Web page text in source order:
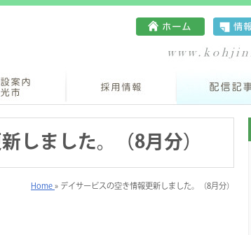
しました。（8月分）
Home» デイサービスの空き情報更新しました。（8月分）